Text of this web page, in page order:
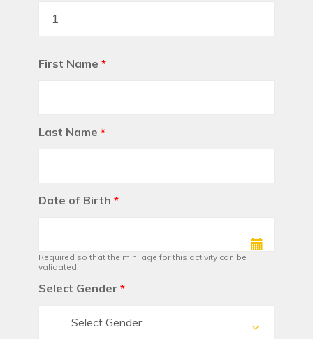
First Name *
Last Name *
Date of Birth *
Required so that the min. age for this activity can be
validated
Select Gender *
Select Gender